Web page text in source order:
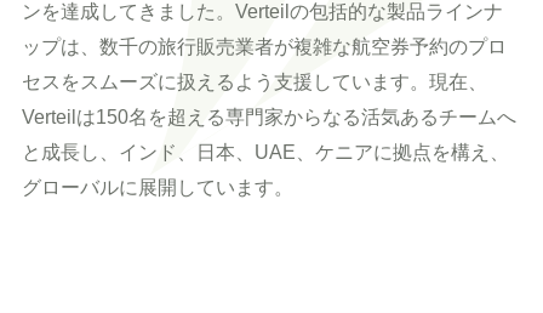
ンを達成してきました。Verteilの包括的な製品ラインナ
ップは、数千の旅行販売業者が複雑な航空券予約のプロ
セスをスムーズに扱えるよう支援しています。現在、
Verteilは150名を超える専門家からなる活気あるチームへ
と成長し、インド、日本、UAE、ケニアに拠点を構え、
グローバルに展開しています。